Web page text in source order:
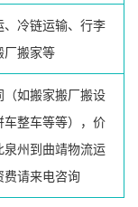
、冷链运输、行李
厂搬家等
（如搬家搬厂搬设
车整车等等），价
泉州到曲靖物流运
费请来电咨询